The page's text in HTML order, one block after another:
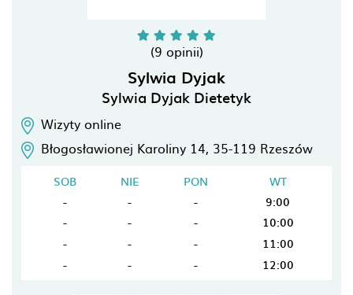
(9 opinii)
Sylwia Dyjak
Sylwia Dyjak Dietetyk
Wizyty online
Błogosławionej Karoliny 14, 35-119 Rzeszów
SOB NIE PON
WT
-
- -
9:00
-
- -
10:00
-
- -
11:00
-
- - 12:00